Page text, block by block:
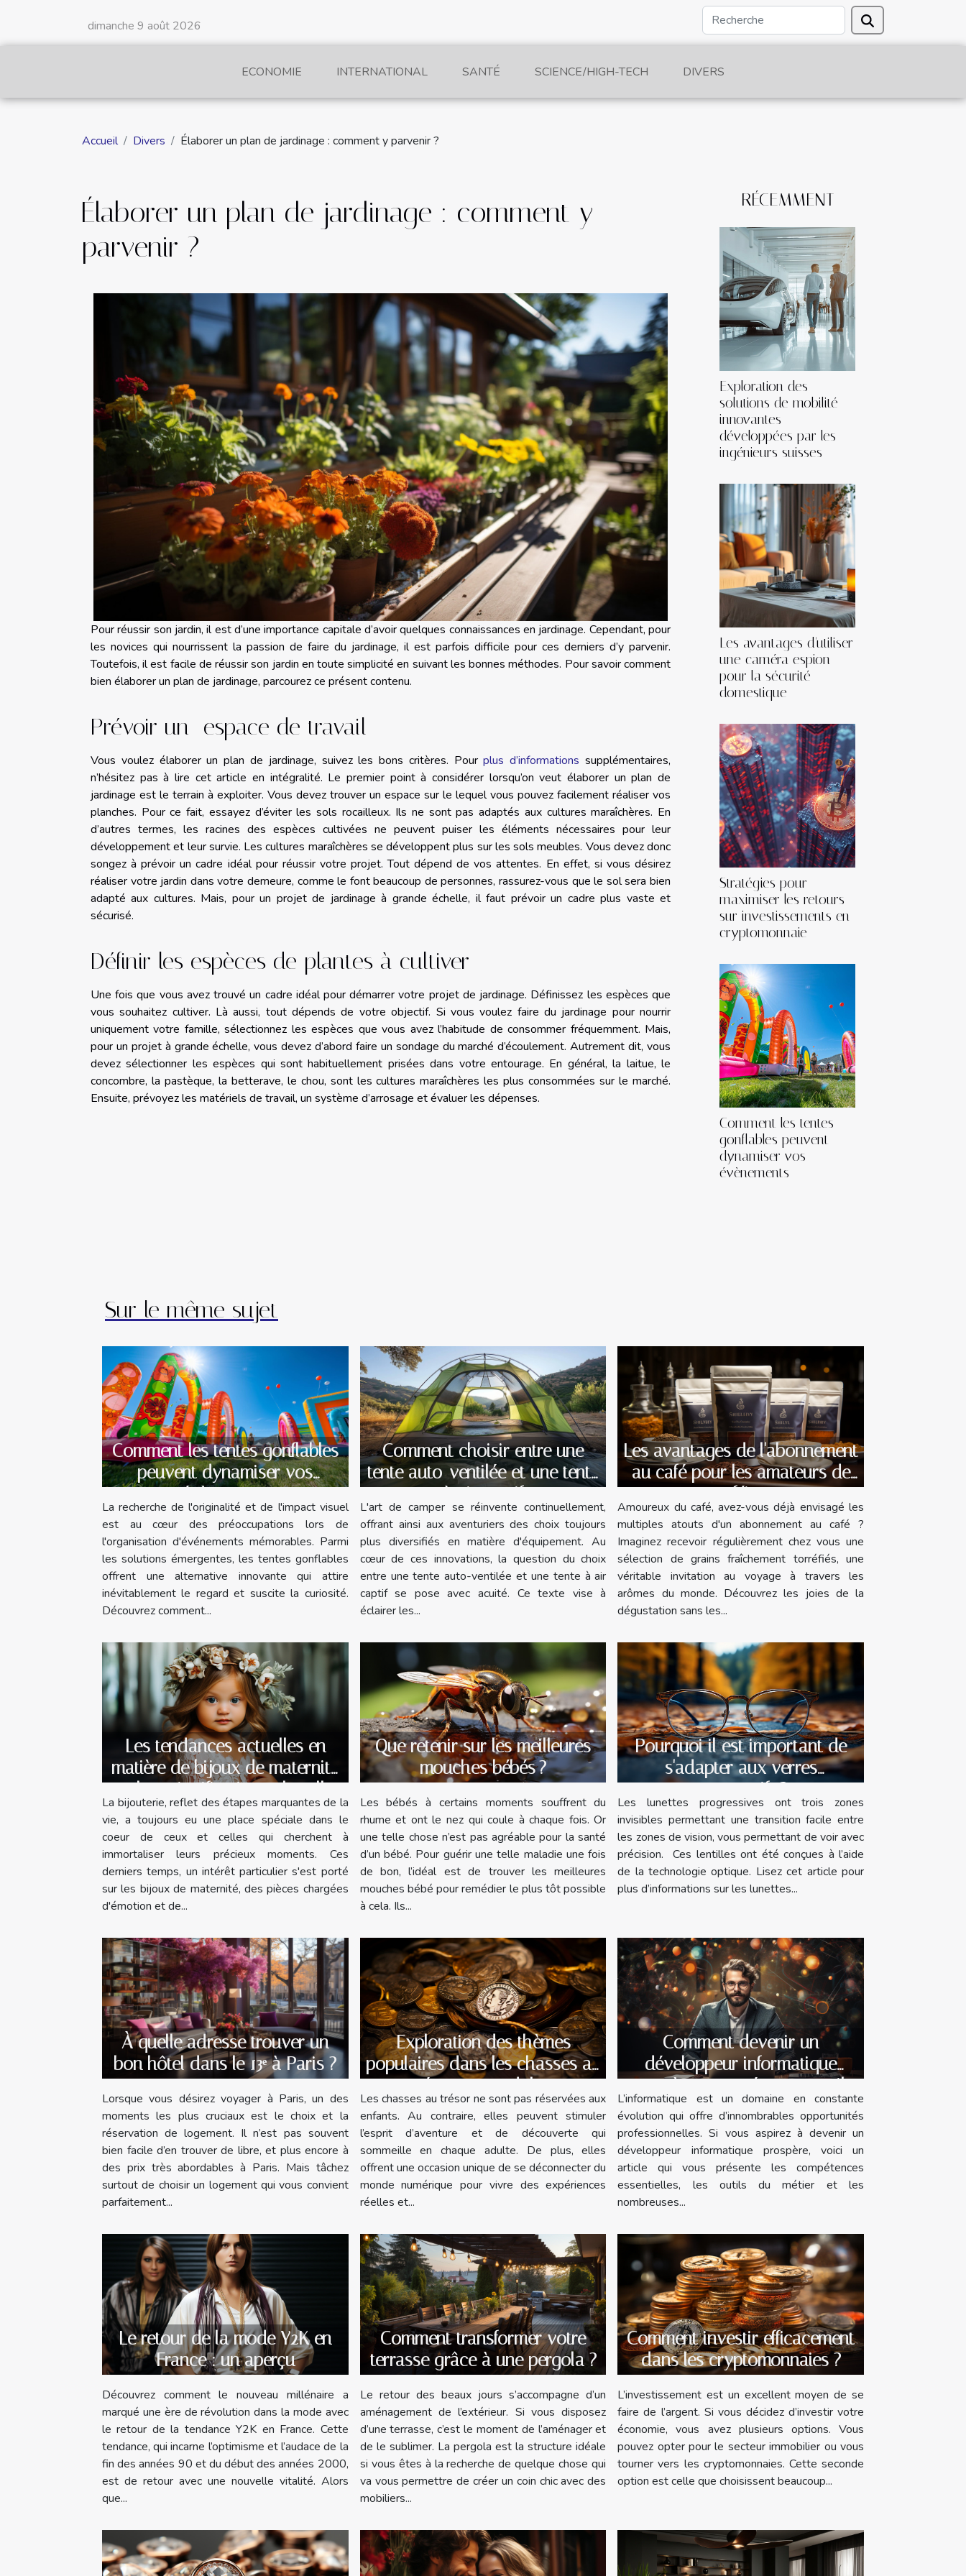
dimanche 9 août 2026
ECONOMIE INTERNATIONAL SANTÉ SCIENCE/HIGH-TECH DIVERS
Accueil Divers Élaborer un plan de jardinage : comment y parvenir ?
Élaborer un plan de jardinage : comment y
parvenir ?
Pour réussir son jardin, il est d’une importance capitale d’avoir quelques connaissances en jardinage. Cependant, pour
les novices qui nourrissent la passion de faire du jardinage, il est parfois difficile pour ces derniers d’y parvenir.
Toutefois, il est facile de réussir son jardin en toute simplicité en suivant les bonnes méthodes. Pour savoir comment
bien élaborer un plan de jardinage, parcourez ce présent contenu.
Prévoir un espace de travail
Vous voulez élaborer un plan de jardinage, suivez les bons critères. Pourplus d’informations supplémentaires,
n’hésitez pas à lire cet article en intégralité. Le premier point à considérer lorsqu’on veut élaborer un plan de
jardinage est le terrain à exploiter. Vous devez trouver un espace sur le lequel vous pouvez facilement réaliser vos
planches. Pour ce fait, essayez d’éviter les sols rocailleux. Ils ne sont pas adaptés aux cultures maraîchères. En
d’autres termes, les racines des espèces cultivées ne peuvent puiser les éléments nécessaires pour leur
développement et leur survie. Les cultures maraîchères se développent plus sur les sols meubles. Vous devez donc
songez à prévoir un cadre idéal pour réussir votre projet. Tout dépend de vos attentes. En effet, si vous désirez
réaliser votre jardin dans votre demeure, comme le font beaucoup de personnes, rassurez-vous que le sol sera bien
adapté aux cultures. Mais, pour un projet de jardinage à grande échelle, il faut prévoir un cadre plus vaste et
sécurisé.
Définir les espèces de plantes à cultiver
Une fois que vous avez trouvé un cadre idéal pour démarrer votre projet de jardinage. Définissez les espèces que
vous souhaitez cultiver. Là aussi, tout dépends de votre objectif. Si vous voulez faire du jardinage pour nourrir
uniquement votre famille, sélectionnez les espèces que vous avez l’habitude de consommer fréquemment. Mais,
pour un projet à grande échelle, vous devez d’abord faire un sondage du marché d’écoulement. Autrement dit, vous
devez sélectionner les espèces qui sont habituellement prisées dans votre entourage. En général, la laitue, le
concombre, la pastèque, la betterave, le chou, sont les cultures maraîchères les plus consommées sur le marché.
Ensuite, prévoyez les matériels de travail, un système d’arrosage et évaluer les dépenses.
RÉCEMMENT
Exploration des
solutions de mobilité
innovantes
développées par les
ingénieurs suisses
Les avantages d'utiliser
une caméra espion
pour la sécurité
domestique
Stratégies pour
maximiser les retours
sur investissements en
cryptomonnaie
Comment les tentes
gonflables peuvent
dynamiser vos
évènements
Sur le même sujet
Comment les tentes gonflables
peuvent dynamiser vos
évènements
La recherche de l'originalité et de l'impact visuel
est au cœur des préoccupations lors de
l'organisation d'événements mémorables. Parmi
les solutions émergentes, les tentes gonflables
offrent une alternative innovante qui attire
inévitablement le regard et suscite la curiosité.
Découvrez comment...
Comment choisir entre une
tente auto-ventilée et une tente
à air captif
L'art de camper se réinvente continuellement,
offrant ainsi aux aventuriers des choix toujours
plus diversifiés en matière d'équipement. Au
cœur de ces innovations, la question du choix
entre une tente auto-ventilée et une tente à air
captif se pose avec acuité. Ce texte vise à
éclairer les...
Les avantages de l'abonnement
au café pour les amateurs de
caféine
Amoureux du café, avez-vous déjà envisagé les
multiples atouts d'un abonnement au café ?
Imaginez recevoir régulièrement chez vous une
sélection de grains fraîchement torréfiés, une
véritable invitation au voyage à travers les
arômes du monde. Découvrez les joies de la
dégustation sans les...
Les tendances actuelles en
matière de bijoux de maternité
et leur signification culturelle
La bijouterie, reflet des étapes marquantes de la
vie, a toujours eu une place spéciale dans le
coeur de ceux et celles qui cherchent à
immortaliser leurs précieux moments. Ces
derniers temps, un intérêt particulier s'est porté
sur les bijoux de maternité, des pièces chargées
d'émotion et de...
Que retenir sur les meilleures
mouches bébés ?
Les bébés à certains moments souffrent du
rhume et ont le nez qui coule à chaque fois. Or
une telle chose n’est pas agréable pour la santé
d’un bébé. Pour guérir une telle maladie une fois
de bon, l’idéal est de trouver les meilleures
mouches bébé pour remédier le plus tôt possible
à cela. Ils...
Pourquoi il est important de
s'adapter aux verres
progressifs ?
Les lunettes progressives ont trois zones
invisibles permettant une transition facile entre
les zones de vision, vous permettant de voir avec
précision. Ces lentilles ont été conçues à l’aide
de la technologie optique. Lisez cet article pour
plus d’informations sur les lunettes...
À quelle adresse trouver un
bon hôtel dans le 13ᵉ à Paris ?
Lorsque vous désirez voyager à Paris, un des
moments les plus cruciaux est le choix et la
réservation de logement. Il n’est pas souvent
bien facile d’en trouver de libre, et plus encore à
des prix très abordables à Paris. Mais tâchez
surtout de choisir un logement qui vous convient
parfaitement...
Exploration des thèmes
populaires dans les chasses au
trésor pour adultes
Les chasses au trésor ne sont pas réservées aux
enfants. Au contraire, elles peuvent stimuler
l’esprit d’aventure et de découverte qui
sommeille en chaque adulte. De plus, elles
offrent une occasion unique de se déconnecter du
monde numérique pour vivre des expériences
réelles et...
Comment devenir un
développeur informatique
prospère : compétences, outils
et opportunités ?
L’informatique est un domaine en constante
évolution qui offre d’innombrables opportunités
professionnelles. Si vous aspirez à devenir un
développeur informatique prospère, voici un
article qui vous présente les compétences
essentielles, les outils du métier et les
nombreuses...
Le retour de la mode Y2K en
France : un aperçu
Découvrez comment le nouveau millénaire a
marqué une ère de révolution dans la mode avec
le retour de la tendance Y2K en France. Cette
tendance, qui incarne l’optimisme et l’audace de la
fin des années 90 et du début des années 2000,
est de retour avec une nouvelle vitalité. Alors
que...
Comment transformer votre
terrasse grâce à une pergola ?
Le retour des beaux jours s’accompagne d’un
aménagement de l’extérieur. Si vous disposez
d’une terrasse, c’est le moment de l’aménager et
de le sublimer. La pergola est la structure idéale
si vous êtes à la recherche de quelque chose qui
va vous permettre de créer un coin chic avec des
mobiliers...
Comment investir efficacement
dans les cryptomonnaies ?
L’investissement est un excellent moyen de se
faire de l’argent. Si vous décidez d’investir votre
économie, vous avez plusieurs options. Vous
pouvez opter pour le secteur immobilier ou vous
tourner vers les cryptomonnaies. Cette seconde
option est celle que choisissent beaucoup...